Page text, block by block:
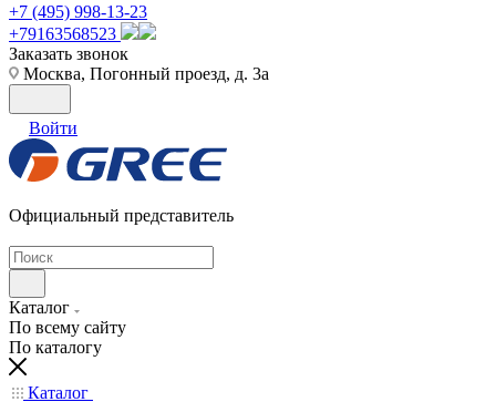
+7 (495) 998-13-23
+79163568523
Заказать звонок
Москва, Погонный проезд, д. 3а
Войти
Официальный представитель
Каталог
По всему сайту
По каталогу
Каталог